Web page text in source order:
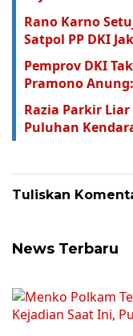
Rano Karno
Satpol PP DKI
Pemprov DKI
Pramono
Razia Parkir
Puluhan
Tuliskan
News Terbaru